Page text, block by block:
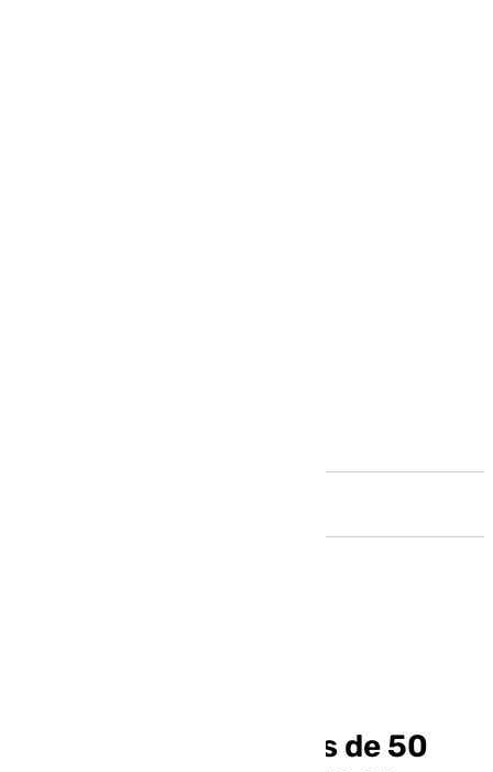
La Junta destaca más de 50